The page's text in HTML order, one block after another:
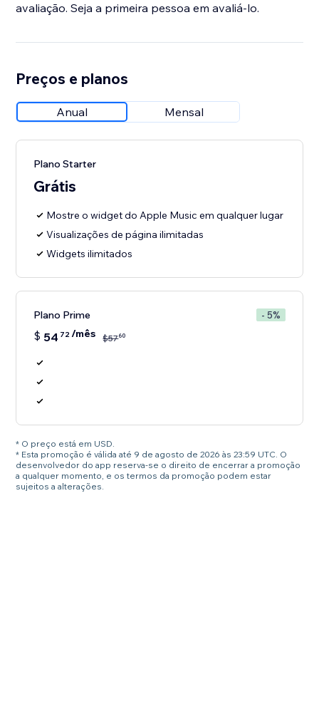
avaliação. Seja a primeira pessoa em avaliá-lo.
Preços e planos
Anual Mensal
Plano Starter
Grátis
Mostre o widget do Apple Music em qualquer lugar
Visualizações de página ilimitadas
Widgets ilimitados
Plano Prime - 5%
$ 54 72/mês $5760
* O preço está em USD.
* Esta promoção é válida até 9 de agosto de 2026 às 23:59 UTC. O
desenvolvedor do app reserva-se o direito de encerrar a promoção
a qualquer momento, e os termos da promoção podem estar
sujeitos a alterações.